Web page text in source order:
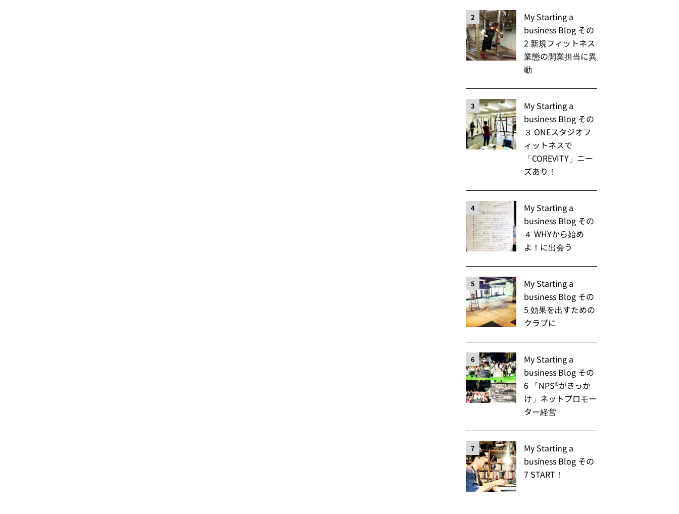
2
My Starting a
business Blog その
2 新規フィットネス
業態の開業担当に異
動
3
My Starting a
business Blog その
３ ONEスタジオフ
ィットネスで
「COREVITY」ニー
ズあり！
4
My Starting a
business Blog その
４ WHYから始め
よ！に出会う
5
My Starting a
business Blog その
5 効果を出すための
クラブに
6
My Starting a
business Blog その
6 「NPS®️がきっか
け」ネットプロモー
ター経営
7
My Starting a
business Blog その
7 START！